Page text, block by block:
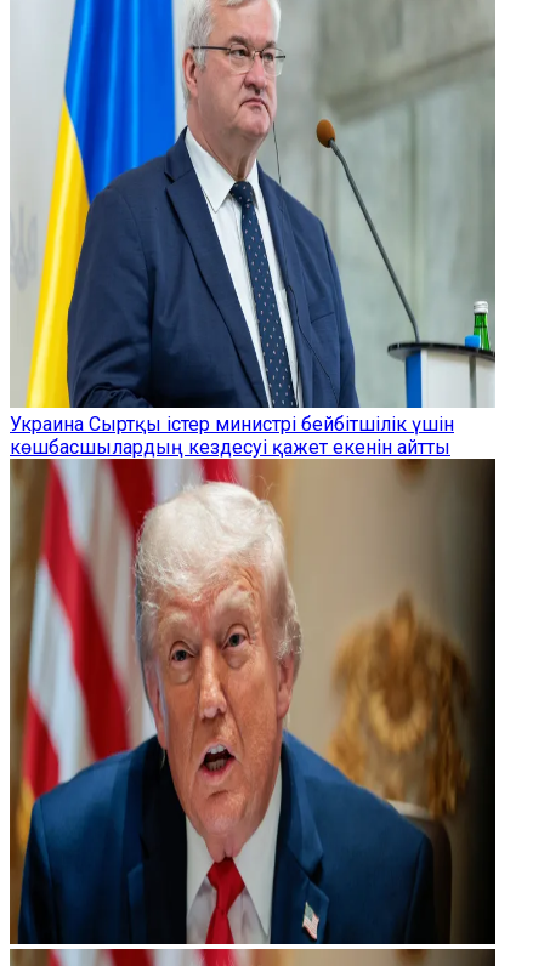
Украина Сыртқы істер министрі бейбітшілік үшін
көшбасшылардың кездесуі қажет екенін айтты